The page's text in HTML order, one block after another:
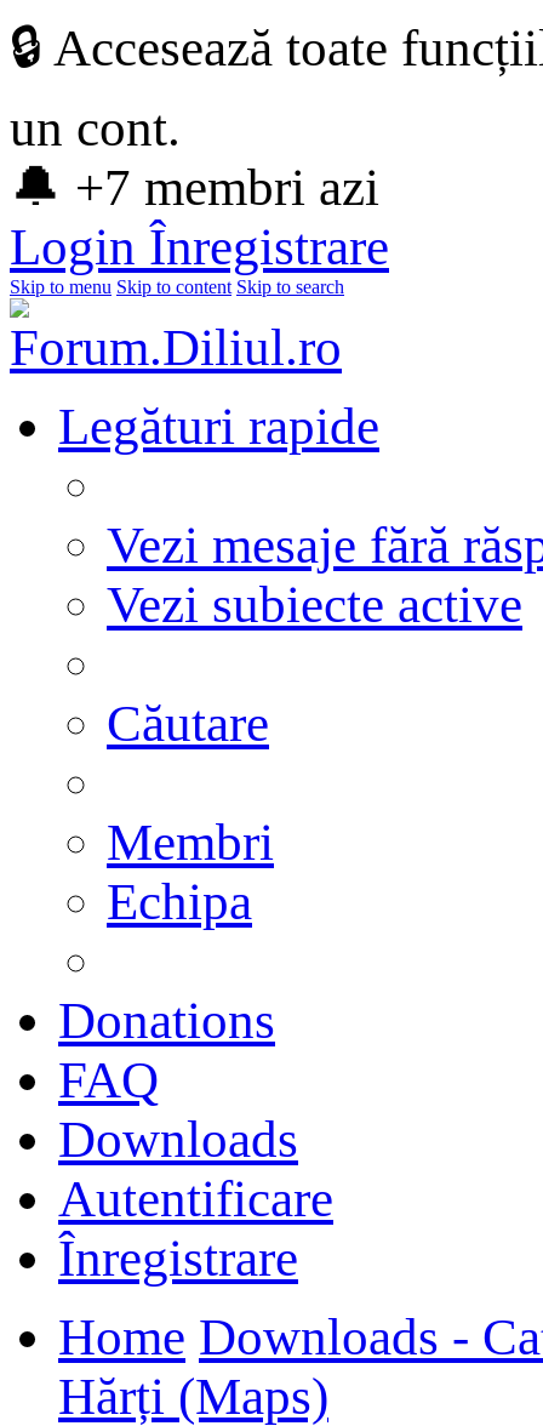
🔒 Accesează toate
un cont.
🔔 +7 membri azi
Login Înregistrare
Skip to menu Skip to content Skip to search
Legături rapide
Vezi mesaje fără
Vezi subiecte active
Căutare
Membri
Echipa
Donations
FAQ
Downloads
Autentificare
Înregistrare
Home Downloads -
Hărți (Maps)